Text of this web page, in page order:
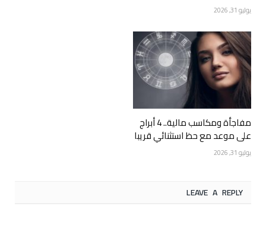
يوليو 31, 2026
مفاجأة ومكاسب مالية.. 4 أبراج
على موعد مع حظ استثنائي قريبا
يوليو 31, 2026
LEAVE A REPLY